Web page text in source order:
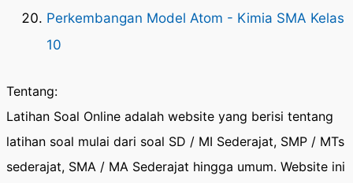
Perkembangan Model Atom - Kimia SMA Kelas
10
Tentang:
Latihan Soal Online adalah website yang berisi tentang
latihan soal mulai dari soal SD / MI Sederajat, SMP / MTs
sederajat, SMA / MA Sederajat hingga umum. Website ini